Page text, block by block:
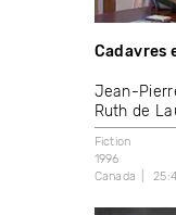
Cadavres
Jean-
Ruth de
Fiction
1996
Canada